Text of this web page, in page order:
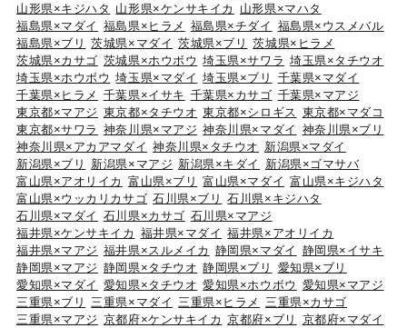
山形県×キジハタ 山形県×ケンサキイカ
山形県×マハタ
福島県×マダイ 福島県×ヒラメ 福島県×チダイ 福島県×ウスメバル
福島県×ブリ
茨城県×マダイ 茨城県×ブリ
茨城県×ヒラメ
茨城県×カサゴ 茨城県×ホウボウ 埼玉県×サワラ 埼玉県×タチウオ
埼玉県×ホウボウ 埼玉県×マダイ 埼玉県×ブリ
千葉県×マダイ
千葉県×ヒラメ 千葉県×イサキ 千葉県×カサゴ 千葉県×マアジ
東京都×マアジ 東京都×タチウオ 東京都×シロギス 東京都×マダコ
東京都×サワラ 神奈川県×マアジ 神奈川県×マダイ 神奈川県×ブリ
神奈川県×アカアマダイ 神奈川県×タチウオ 新潟県×マダイ
新潟県×ブリ
新潟県×マアジ 新潟県×キダイ
新潟県×ゴマサバ
富山県×アオリイカ 富山県×ブリ 富山県×マダイ 富山県×キジハタ
富山県×ウッカリカサゴ 石川県×ブリ
石川県×キジハタ
石川県×マダイ 石川県×カサゴ 石川県×マアジ
福井県×ケンサキイカ 福井県×マダイ 福井県×アオリイカ
福井県×マアジ 福井県×スルメイカ 静岡県×マダイ 静岡県×イサキ
静岡県×マアジ 静岡県×タチウオ 静岡県×ブリ
愛知県×ブリ
愛知県×マダイ 愛知県×タチウオ 愛知県×ホウボウ 愛知県×マアジ
三重県×ブリ
三重県×マダイ 三重県×ヒラメ
三重県×カサゴ
三重県×マアジ 京都府×ケンサキイカ 京都府×ブリ
京都府×マダイ